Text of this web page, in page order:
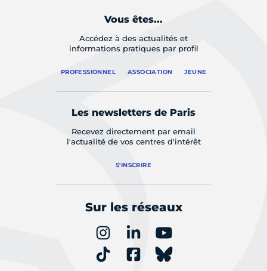
Vous êtes...
Accédez à des actualités et
informations pratiques par profil
PROFESSIONNEL ASSOCIATION JEUNE
Les newsletters de Paris
Recevez directement par email
l'actualité de vos centres d'intérêt
S'INSCRIRE
Sur les réseaux